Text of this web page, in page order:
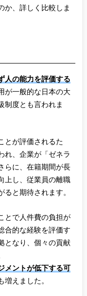
か、詳しく比較しま
人の能力を評価する
が一般的な日本の大
制度とも言われま
とが評価されるた
れ、企業が「ゼネラ
らに、在籍期間が長
上し、従業員の離職
と期待されます。
とで人件費の負担が
合的な経験を評価す
となり、個々の貢献
メントが低下する可
えました。